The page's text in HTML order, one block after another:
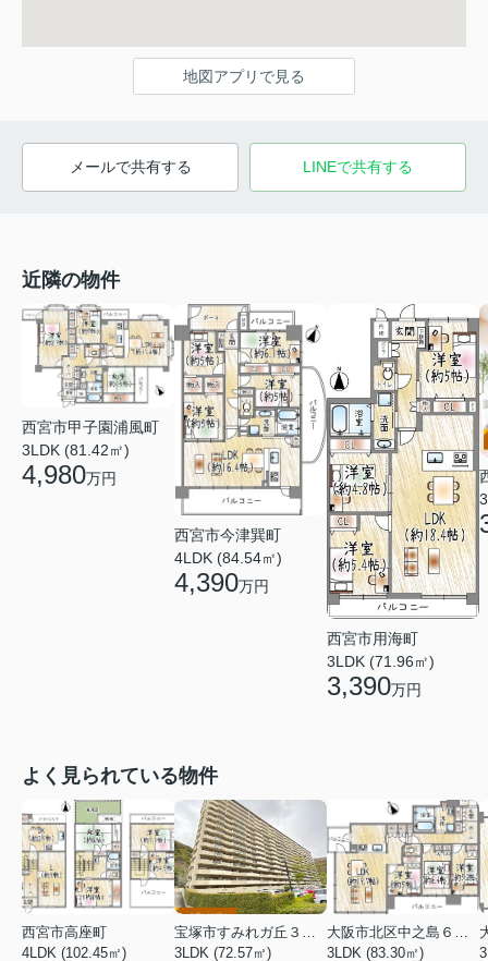
地図アプリで見る
メールで共有する LINEで共有する
近隣の物件
西宮市甲子園浦風町
3LDK (81.42㎡)
4,980万円
西宮市今津巽町
4LDK (84.54㎡)
4,390万円
西宮市用海町
3LDK (71.96㎡)
3,390万円
よく見られている物件
西宮市高座町
4LDK (102.45㎡)
3LDK (72.57㎡)
3LDK (83.30㎡)